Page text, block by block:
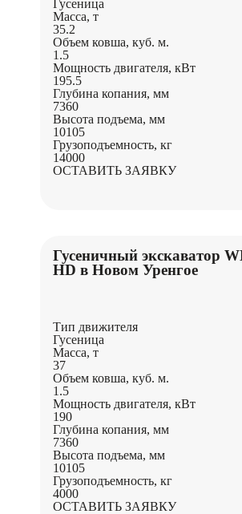
Гусеница
Масса, т
35.2
Объем ковша, куб. м.
1.5
Мощность двигателя, кВт
195.5
Глубина копания, мм
7360
Высота подъема, мм
10105
Грузоподъемность, кг
14000
ОСТАВИТЬ ЗАЯВКУ
Гусеничный экскаватор
HD в Новом Уренгое
Тип движителя
Гусеница
Масса, т
37
Объем ковша, куб. м.
1.5
Мощность двигателя, кВт
190
Глубина копания, мм
7360
Высота подъема, мм
10105
Грузоподъемность, кг
4000
ОСТАВИТЬ ЗАЯВКУ